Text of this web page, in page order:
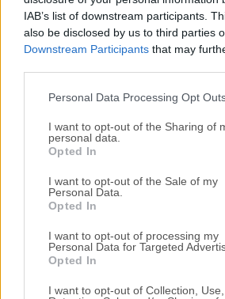
IAB’s list of downstream participants.
also be disclosed by us to third parties
Downstream Participants that may
Personal Data Processing Opt
I want to opt-out of the Sharing of
personal data.
Opted In
I want to opt-out of the Sale of my
Personal Data.
Opted In
I want to opt-out of processing my
Personal Data for Targeted
Opted In
I want to opt-out of Collection, Use,
Si tienes alguna pregunta o idea
con nosotros, dirígete a nuestra
háznoslo saber. ¡Valoramos tu